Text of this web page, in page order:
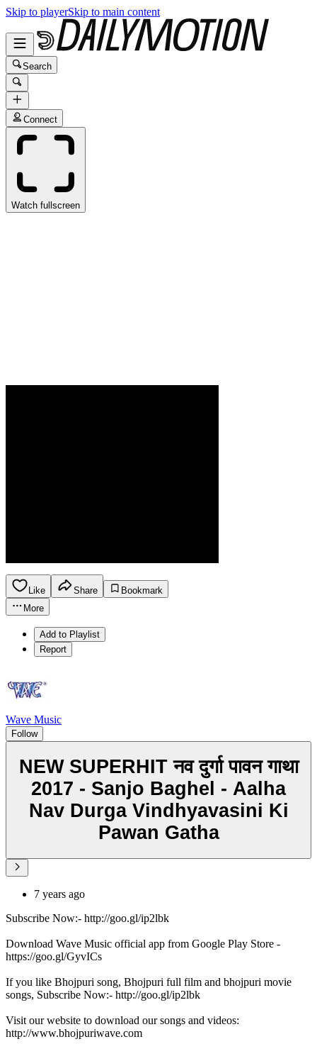
Skip to playerSkip to main content
Search
Connect
Watch fullscreen
Like Share
Bookmark
More
Add to Playlist
Report
Wave Music
Follow
NEW SUPERHIT नव दुर्गा पावन गाथा
2017 - Sanjo Baghel - Aalha
Nav Durga Vindhyavasini Ki
Pawan Gatha
7 years ago
Subscribe Now:- http://goo.gl/ip2lbk
Download Wave Music official app from Google Play Store -
https://goo.gl/GyvICs
If you like Bhojpuri song, Bhojpuri full film and bhojpuri movie
songs, Subscribe Now:- http://goo.gl/ip2lbk
Visit our website to download our songs and videos:
http://www.bhojpuriwave.com